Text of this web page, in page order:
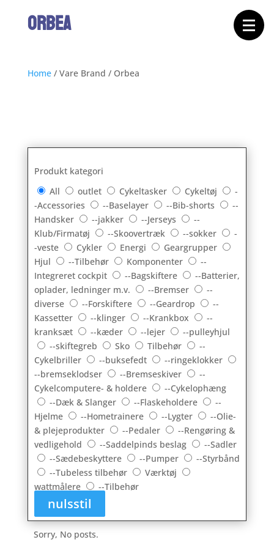
Cykeltasker
CykeltøjORBEA
Home/ Vare Brand / Orbea
Produkt kategori
All
outlet Cykeltasker Cykeltøj
-
-Accessories
--Baselayer --Bib-shorts
--
Handsker
--jakker --Jerseys
--
Klub/Firmatøj
--Skoovertræk --sokker
-
-veste
Cykler Energi
Geargrupper
Hjul
--Tilbehør Komponenter
--
Integreret cockpit
--Bagskiftere
--Batterier,
oplader, ledninger m.v.
--Bremser
--
diverse
--Forskiftere --Geardrop
--
Kassetter
--klinger --Krankbox
--
kranksæt
--kæder --lejer
--pulleyhjul
--skiftegreb
Sko Tilbehør
--
Cykelbriller
--buksefedt
--ringeklokker
--bremseklodser
--Bremseskiver
--
Cykelcomputere- & holdere
--Cykelophæng
--Dæk & Slanger
--Flaskeholdere
--
Hjelme
--Hometrainere --Lygter
--Olie-
& plejeprodukter
--Pedaler
--Rengøring &
vedligehold
--Saddelpinds beslag
--Sadler
--Sædebeskyttere
--Pumper
--Styrbånd
--Tubeless tilbehør
Værktøj
wattmålere
--Tilbehør
nulsstil
Sorry, No posts.